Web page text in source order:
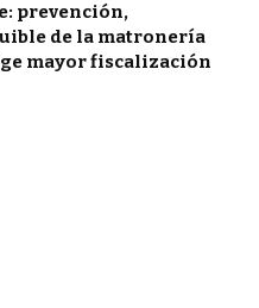
prevención,
de la matronería
mayor fiscalización